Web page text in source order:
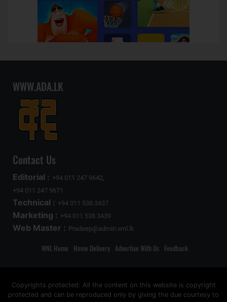
WWW.ADA.LK
Contact Us
Editorial : +94 011 247 9642,
+94 011 247 9671
Technical : +94 011 538 3437
Marketing : +94 011 538 3439
Web Master : Pradeep@admin.wnl.lk
WNL Home Home Delivery Advertise With Us Feedback
Copyrights protected: All the content on this website is copyright
protected and can be reproduced only by giving the due courtesy to